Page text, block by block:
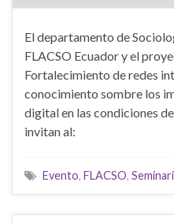
El departamento de
FLACSO Ecuador y el
Fortalecimiento de redes
conocimiento sombre los
digital en las condiciones
invitan al:
Evento, FLACSO,